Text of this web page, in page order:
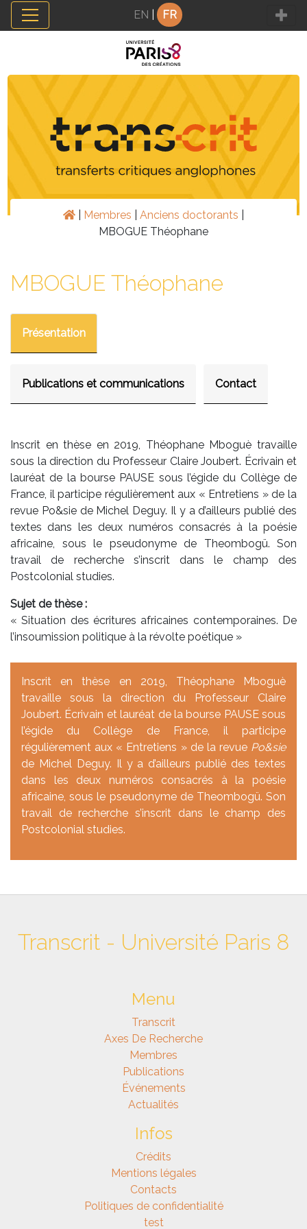
Panneau de gestion des cookies
EN FR
Membres Anciens doctorants
MBOGUE Théophane
MBOGUE Théophane
Présentation
Publications et communications Contact
Inscrit en thèse en 2019, Théophane Mboguè travaille
sous la direction du Professeur Claire Joubert. Écrivain et
lauréat de la bourse PAUSE sous l’égide du Collège de
France, il participe régulièrement aux « Entretiens » de la
revue Po&sie de Michel Deguy. Il y a d’ailleurs publié des
textes dans les deux numéros consacrés à la poésie
africaine, sous le pseudonyme de Theombogü. Son
travail de recherche s’inscrit dans le champ des
Postcolonial studies.
Sujet de thèse :
« Situation des écritures africaines contemporaines. De
l’insoumission politique à la révolte poétique »
Inscrit en thèse en 2019, Théophane Mboguè
travaille sous la direction du Professeur Claire
Joubert. Écrivain et lauréat de la bourse PAUSE sous
l’égide du Collège de France, il participe
régulièrement aux « Entretiens » de la revue Po&sie
de Michel Deguy. Il y a d’ailleurs publié des textes
dans les deux numéros consacrés à la poésie
africaine, sous le pseudonyme de Theombogü. Son
travail de recherche s’inscrit dans le champ des
Postcolonial studies.
Transcrit - Université Paris 8
Menu
Transcrit
Axes De Recherche
Membres
Publications
Événements
Actualités
Infos
Crédits
Mentions légales
Contacts
Politiques de confidentialité
test